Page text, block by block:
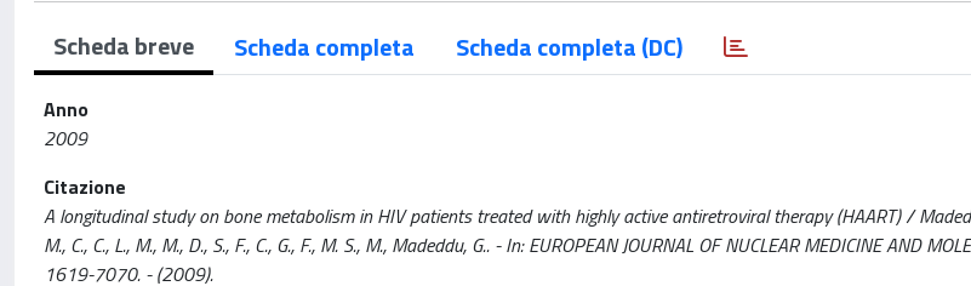
Scheda breve Scheda completa Scheda completa (DC)
Anno
2009
Citazione
A longitudinal study on bone metabolism in HIV patients treated with highly active antiretroviral therapy (HAART) /
M., C., C., L., M., M., D., S., F., C., G., F., M. S., M., Madeddu, G.. - In: EUROPEAN JOURNAL OF NUCLEAR MEDICINE AND
1619-7070. - (2009).